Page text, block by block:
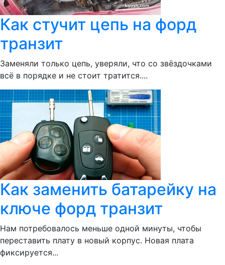
Как стучит цепь на форд
транзит
Заменяли только цепь, уверяли, что со звёздочками
всё в порядке и не стоит тратится....
Как заменить батарейку на
ключе форд транзит
Нам потребовалось меньше одной минуты, чтобы
переставить плату в новый корпус. Новая плата
фиксируется...